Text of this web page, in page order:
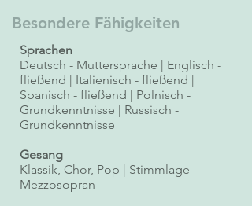
Besondere Fähigkeiten
Sprachen
Deutsch - Muttersprache | Englisch -
fließend | Italienisch - fließend |
Spanisch - fließend | Polnisch -
Grundkenntnisse | Russisch -
Grundkenntnisse
Gesang
Klassik, Chor, Pop | Stimmlage
Mezzosopran